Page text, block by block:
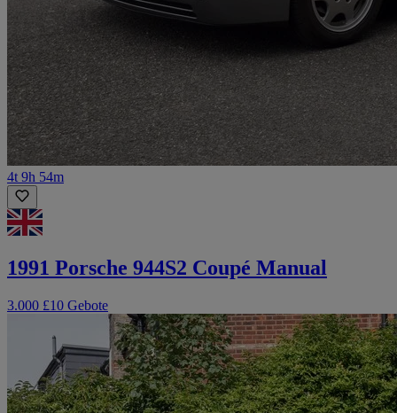
4t 9h 54m
1991 Porsche 944S2 Coupé Manual
3.000 £10 Gebote